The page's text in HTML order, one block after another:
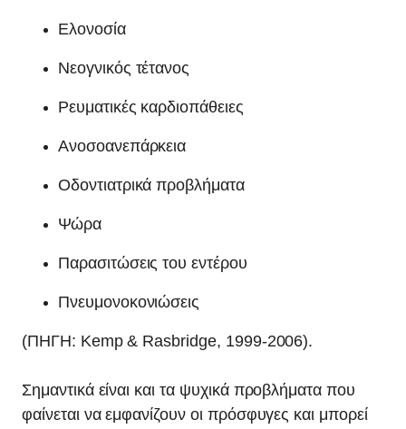
Ελονοσία
Νεογνικός τέτανος
Ρευματικές καρδιοπάθειες
Ανοσοανεπάρκεια
Οδοντιατρικά προβλήματα
Ψώρα
Παρασιτώσεις του εντέρου
Πνευμονοκονιώσεις
(ΠΗΓΗ: Kemp & Rasbridge, 1999-2006).
Σημαντικά είναι και τα ψυχικά προβλήματα που
φαίνεται να εμφανίζουν οι πρόσφυγες και μπορεί